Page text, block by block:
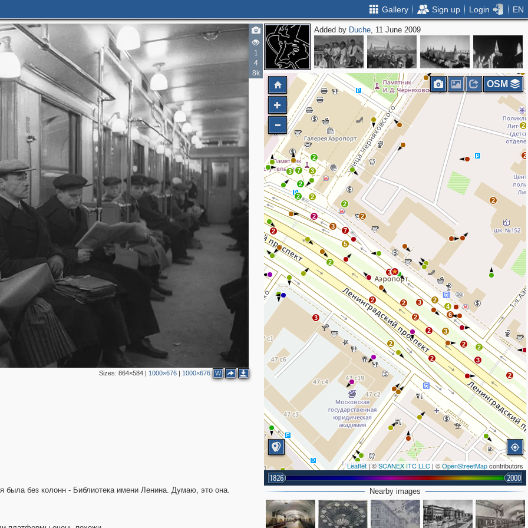
Gallery Sign up Login EN
1
4
8k
Sizes: 864×584| 1000×676| 1000×676 W
Added by Duche, 11 June 2009
3
2
2
2
2
2
3 7 3
2
2
2
5
7
3
2
3
2 2 3
2
2
4
6
2
3
2
2
2
2
3
2
2
2
2
2
2
Leaflet| ©SCANEX ITC LLC | ©OpenStreetMapcontributors
1826 2000
OSM
Nearby images
была без колонн - Библиотека имени Ленина. Думаю, это она.